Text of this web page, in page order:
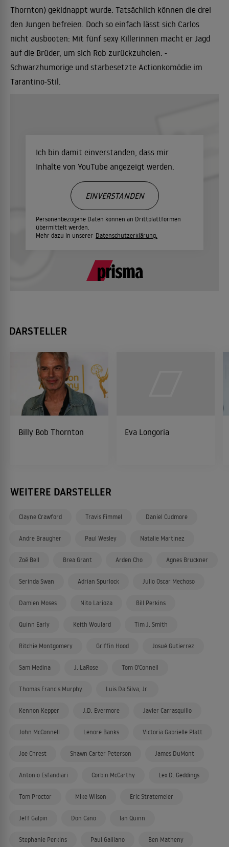
Thornton) gekidnappt wurde. Tatsächlich können die drei
den Jungen befreien. Doch so einfach lässt sich Carlos
nicht ausbooten: Mit fünf sexy Killerinnen macht er Jagd
auf die Brüder, um sich Rob zurückzuholen. -
Schwarzhumorige und starbesetzte Actionkomödie im
Tarantino-Stil.
Ich bin damit einverstanden, dass mir
Inhalte von YouTube angezeigt werden.
Personenbezogene Daten können an Drittplattformen
übermittelt werden.
Mehr dazu in unserer Datenschutzerklärung.
EINVERSTANDEN
DARSTELLER
Billy Bob Thornton Eva Longoria
WEITERE DARSTELLER
Clayne Crawford Travis Fimmel Daniel Cudmore
Andre Braugher Paul Wesley Natalie Martinez
Zoë Bell Brea Grant Arden Cho Agnes Bruckner
Serinda Swan Adrian Spurlock Julio Oscar Mechoso
Damien Moses Nito Larioza Bill Perkins
Quinn Early Keith Woulard Tim J. Smith
Ritchie Montgomery Griffin Hood Josué Gutierrez
Sam Medina J. LaRose Tom O'Connell
Thomas Francis Murphy Luis Da Silva, Jr.
Kennon Kepper J.D. Evermore Javier Carrasquillo
John McConnell Lenore Banks Victoria Gabrielle Platt
Joe Chrest Shawn Carter Peterson James DuMont
Antonio Esfandiari Corbin McCarthy Lex D. Geddings
Tom Proctor Mike Wilson Eric Stratemeier
Jeff Galpin Don Cano Ian Quinn
Stephanie Perkins Paul Galliano Ben Matheny